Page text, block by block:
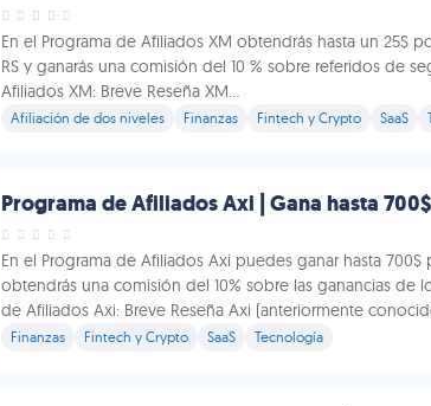
En el Programa de Afiliados XM obtendrás hasta un 25$
RS y ganarás una comisión del 10 % sobre referidos de
Afiliados XM: Breve Reseña XM...
Afiliación de dos niveles Finanzas Fintech y Crypto SaaS
Programa de Afiliados Axi | Gana hasta
En el Programa de Afiliados Axi puedes ganar hasta
obtendrás una comisión del 10% sobre las ganancias de
de Afiliados Axi: Breve Reseña Axi (anteriormente
Finanzas Fintech y Crypto SaaS Tecnología